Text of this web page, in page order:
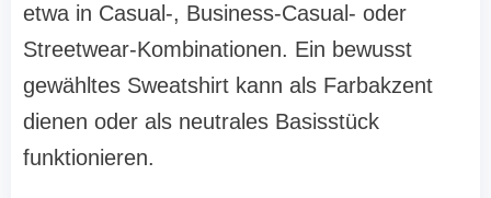
etwa in Casual-, Business-Casual- oder
Streetwear-Kombinationen. Ein bewusst
gewähltes Sweatshirt kann als Farbakzent
dienen oder als neutrales Basisstück
funktionieren.